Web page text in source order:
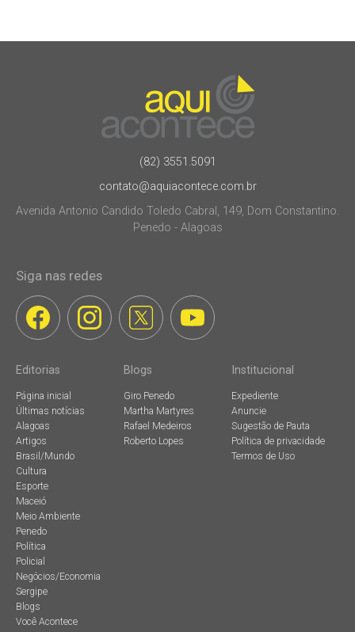
(82) 3551.5091
contato@aquiacontece.com.br
Avenida Antonio Candido Toledo Cabral, 149, Dom Constantino.
Penedo - Alagoas
Siga nas redes
Editorias
Página inicial
Últimas notícias
Alagoas
Artigos
Brasil/Mundo
Cultura
Esporte
Maceió
Meio Ambiente
Penedo
Política
Policial
Negócios/Economia
Sergipe
Blogs
Você Acontece
Blogs
Giro Penedo
Martha Martyres
Rafael Medeiros
Roberto Lopes
Institucional
Expediente
Anuncie
Sugestão de Pauta
Política de privacidade
Termos de Uso